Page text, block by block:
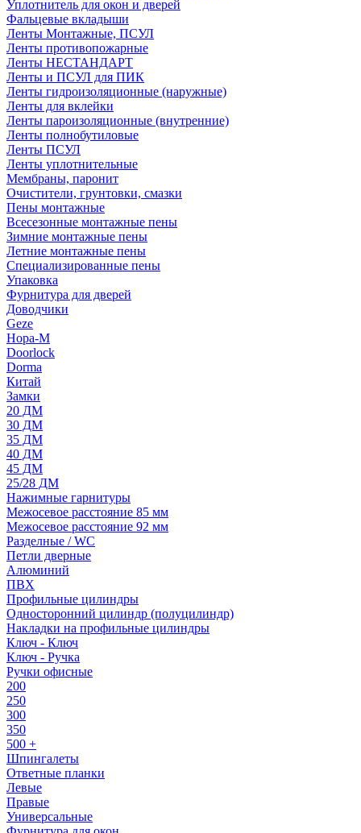
Уплотнитель для окон и дверей
Фальцевые вкладыши
Ленты Монтажные, ПСУЛ
Ленты противопожарные
Ленты НЕСТАНДАРТ
Ленты и ПСУЛ для ПИК
Ленты гидроизоляционные (наружные)
Ленты для вклейки
Ленты пароизоляционные (внутренние)
Ленты полнобутиловые
Ленты ПСУЛ
Ленты уплотнительные
Мембраны, паронит
Очистители, грунтовки, смазки
Пены монтажные
Всесезонные монтажные пены
Зимние монтажные пены
Летние монтажные пены
Специализированные пены
Упаковка
Фурнитура для дверей
Доводчики
Geze
Нора-М
Doorlock
Dorma
Китай
Замки
20 ДМ
30 ДМ
35 ДМ
40 ДМ
45 ДМ
25/28 ДМ
Нажимные гарнитуры
Межосевое расстояние 85 мм
Межосевое расстояние 92 мм
Разделные / WC
Петли дверные
Алюминий
ПВХ
Профильные цилиндры
Односторонний цилиндр (полуцилиндр)
Накладки на профильные цилиндры
Ключ - Ключ
Ключ - Ручка
Ручки офисные
200
250
300
350
500 +
Шпингалеты
Ответные планки
Левые
Правые
Универсальные